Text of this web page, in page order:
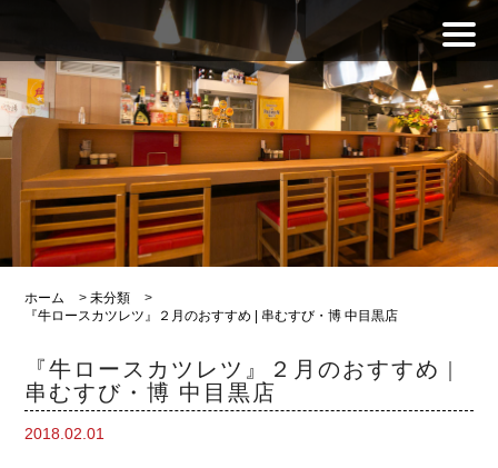
ホーム >未分類
>
『牛ロースカツレツ』２月のおすすめ | 串むすび・博 中目黒店
『牛ロースカツレツ』２月のおすすめ |
串むすび・博 中目黒店
2018.02.01